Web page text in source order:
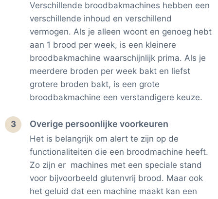
Verschillende broodbakmachines hebben een
verschillende inhoud en verschillend
vermogen. Als je alleen woont en genoeg hebt
aan 1 brood per week, is een kleinere
broodbakmachine waarschijnlijk prima. Als je
meerdere broden per week bakt en liefst
grotere broden bakt, is een grote
broodbakmachine een verstandigere keuze.
3 Overige persoonlijke voorkeuren
Het is belangrijk om alert te zijn op de
functionaliteiten die een broodmachine heeft.
Zo zijn er machines met een speciale stand
voor bijvoorbeeld glutenvrij brood. Maar ook
het geluid dat een machine maakt kan een